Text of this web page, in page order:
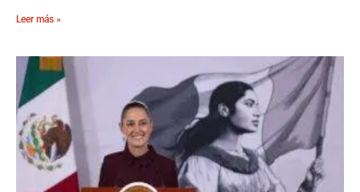
Leer más »